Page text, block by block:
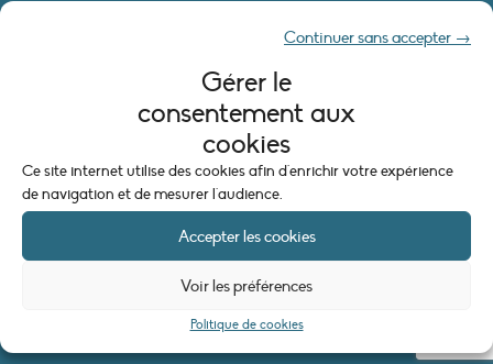
Gérer le
consentement aux
cookies
Ce site internet utilise des cookies afin d'enrichir votre expérience
de navigation et de mesurer l'audience.
Accepter les cookies
Continuer sans accepter →
Voir les préférences
Politique de cookies
INFORMATIONS LÉGALES
Mentions légales
Politique de cookies (UE)